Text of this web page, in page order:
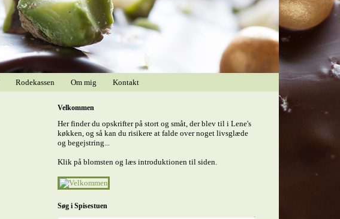
Rodekassen Om mig Kontakt
Velkommen
Her finder du opskrifter på stort og småt, der blev til i Lene's
køkken, og så kan du risikere at falde over noget livsglæde
og begejstring...
Klik på blomsten og læs introduktionen til siden.
Søg i Spisestuen